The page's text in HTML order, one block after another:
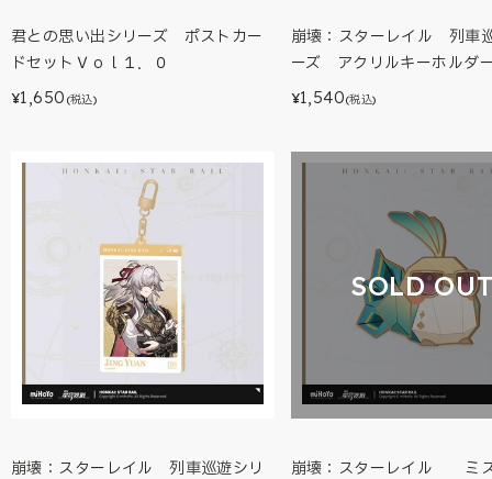
君との思い出シリーズ ポストカー
ドセットＶｏｌ１．０
¥1,650 (税込)
崩壊：スターレイル 列車
ーズ アクリルキーホルダ
¥1,540(税込)
崩壊：スターレイル 列車巡遊シリ
SOLD
崩壊：スターレイル ミ